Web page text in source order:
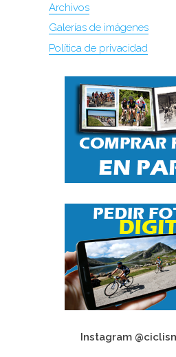
Archivos
Galerías de imágenes
Política de privacidad
Instagram